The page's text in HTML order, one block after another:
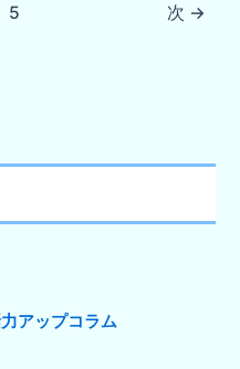
5 次 →
アップコラム